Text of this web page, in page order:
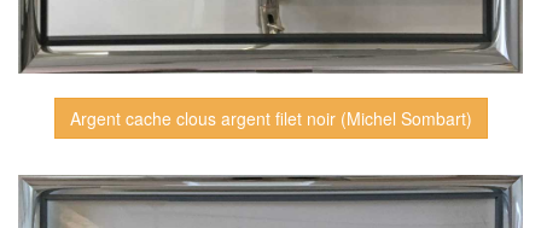
Argent cache clous argent filet noir (Michel Sombart)